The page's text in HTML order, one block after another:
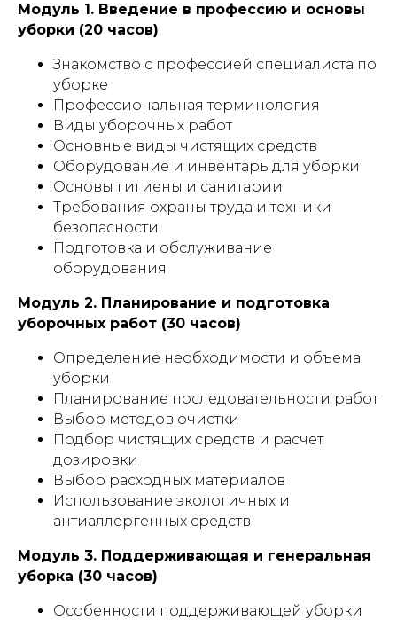
Модуль 1. Введение в профессию и основы
уборки (20 часов)
Знакомство с профессией специалиста по
уборке
Профессиональная терминология
Виды уборочных работ
Основные виды чистящих средств
Оборудование и инвентарь для уборки
Основы гигиены и санитарии
Требования охраны труда и техники
безопасности
Подготовка и обслуживание
оборудования
Модуль 2. Планирование и подготовка
уборочных работ (30 часов)
Определение необходимости и объема
уборки
Планирование последовательности работ
Выбор методов очистки
Подбор чистящих средств и расчет
дозировки
Выбор расходных материалов
Использование экологичных и
антиаллергенных средств
Модуль 3. Поддерживающая и генеральная
уборка (30 часов)
Особенности поддерживающей уборки